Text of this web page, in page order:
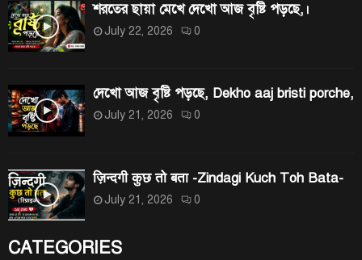
শরতের ছায়া মেখে দেখো আজ বৃষ্টি পড়ছে,।
July 22, 2026 0
দেখো আজ বৃষ্টি পড়ছে, Dekho aaj bristi porche,
July 21, 2026 0
ज़िन्दगी कुछ तो बता -Zindagi Kuch Toh Bata-
July 21, 2026 0
CATEGORIES